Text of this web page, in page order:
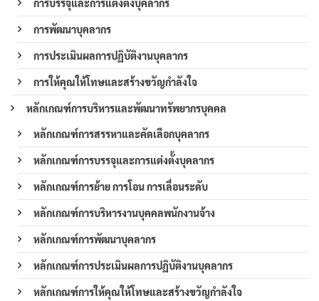
การบรรจุและการแต่งตั้งบุคลากร
การพัฒนาบุคลากร
การประเมินผลการปฏิบัติงานบุคลากร
การให้คุณให้โทษและสร้างขวัญกำลังใจ
หลักเกณฑ์การบริหารและพัฒนาทรัพยากรบุคคล
หลักเกณฑ์การสรรหาและคัดเลือกบุคลากร
หลักเกณฑ์การบรรจุและการแต่งตั้งบุคลากร
หลักเกณฑ์การย้าย การโอน การเลื่อนระดับ
หลักเกณฑ์การบริหารงานบุคคลพนักงานจ้าง
หลักเกณฑ์การพัฒนาบุคลากร
หลักเกณฑ์การประเมินผลการปฏิบัติงานบุคลากร
หลักเกณฑ์การให้คุณให้โทษและสร้างขวัญกำลังใจ